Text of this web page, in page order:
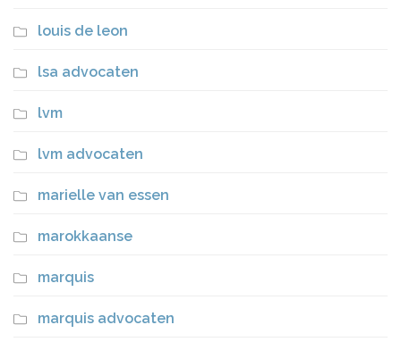
louis de leon
lsa advocaten
lvm
lvm advocaten
marielle van essen
marokkaanse
marquis
marquis advocaten